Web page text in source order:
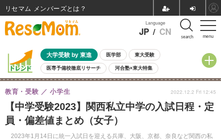
menu
Language
JP / CN search
大学受験 by 東進 医学部 東大受験
医専予備校徹底リサーチ 河合塾×東大特集
親子で考える大学選び 高校受験 中学受験 小学校受験
共通テスト 夏休み
8月開催イベント・WS 全国公立高校 過去問 人気記事
自由研究教材（小学生向け） 自由研究教材（中学生向け）
【中学受験2023】関西私立中学の入試日程・定
員・偏差値まとめ（女子）
2023年1月14日に統一入試日を迎える兵庫、大阪、京都、奈良など関西の私
教育・受験 小学生 2022.12.2 Fri 12:45
リセマム メンバーズ